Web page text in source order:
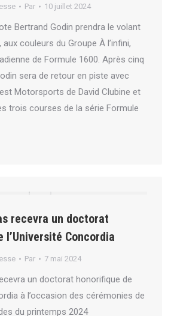
Par 10 juillet 2024
Bertrand Godin prendra le volant
couleurs du Groupe À l’infini,
de Formule 1600. Après cinq
sera de retour en piste avec
Motorsports de David Clubine et
trois courses de la série Formule
recevra un doctorat
l’Université Concordia
Par 7 mai 2024
un doctorat honorifique de
à l’occasion des cérémonies de
du printemps 2024